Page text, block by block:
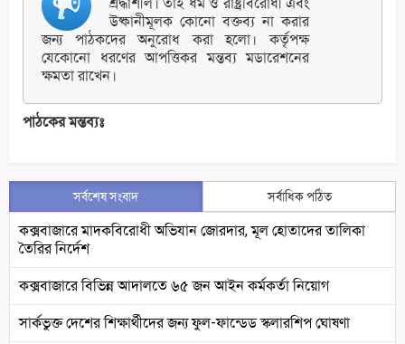
উষ্কানীমূলক কোনো বক্তব্য না করার
জন্য পাঠকদের অনুরোধ করা হলো। কর্তৃপক্ষ
যেকোনো ধরণের আপত্তিকর মন্তব্য মডারেশনের
ক্ষমতা রাখেন।
পাঠকের মন্তব্যঃ
সর্বশেষ সংবাদ সর্বাধিক পঠিত
কক্সবাজারে মাদকবিরোধী অভিযান জোরদার, মূল হোতাদের তালিকা
তৈরির নির্দেশ
কক্সবাজারে বিভিন্ন আদালতে ৬৫ জন আইন কর্মকর্তা নিয়োগ
সার্কভুক্ত দেশের শিক্ষার্থীদের জন্য ফুল-ফান্ডেড স্কলারশিপ ঘোষণা